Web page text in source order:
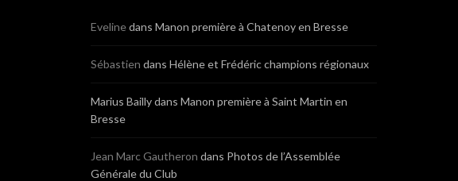
Evelinedans Manon première à Chatenoy en Bresse
Sébastien dans Hélène et Frédéric champions régionaux
Marius Baillydans Manon première à Saint Martin en
Bresse
Jean Marc Gautheron dans Photos de l’Assemblée
Générale du Club